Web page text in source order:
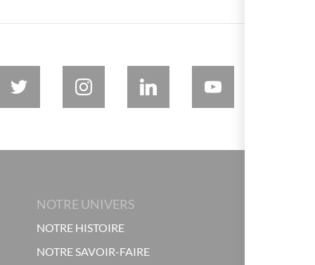
NOTRE UNIVERS
NOTRE HISTOIRE
NOTRE SAVOIR-FAIRE